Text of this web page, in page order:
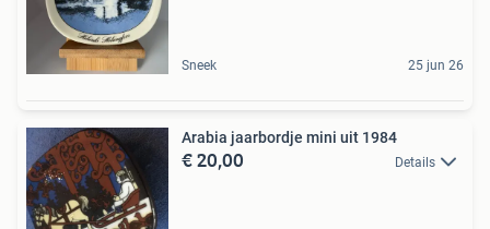
Sneek 25 jun 26
Arabia jaarbordje mini uit 1984
€ 20,00 Details